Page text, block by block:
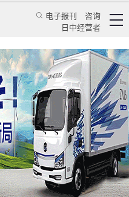
电子报刊
咨询
日中经营者
热度差异